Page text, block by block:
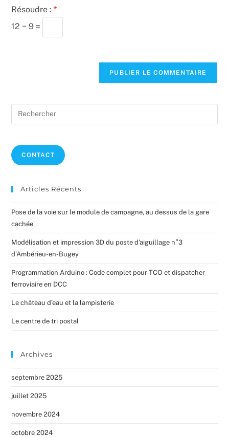
comment
site
Résoudre :*
12 − 9 =
CONTACT
Articles Récents
Pose de la voie sur le module de campagne, au dessus de la gare
cachée
Modélisation et impression 3D du poste d’aiguillage n°3
d’Ambérieu-en-Bugey
Programmation Arduino : Code complet pour TCO et dispatcher
ferroviaire en DCC
Le château d’eau et la lampisterie
Le centre de tri postal
Archives
septembre 2025
juillet 2025
novembre 2024
octobre 2024